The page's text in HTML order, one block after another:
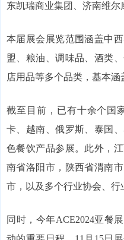
东凯瑞商业集团、济南维尔
本届展会展览范围涵盖中
盟、粮油、调味品、酒类
店用品等多个品类，基本涵
截至目前，已有十余个国
卡、越南、俄罗斯、泰国
色餐饮产品参展。此外，
南省洛阳市，陕西省渭南
市，以及多个行业协会、行
同时，今年ACE2024亚餐